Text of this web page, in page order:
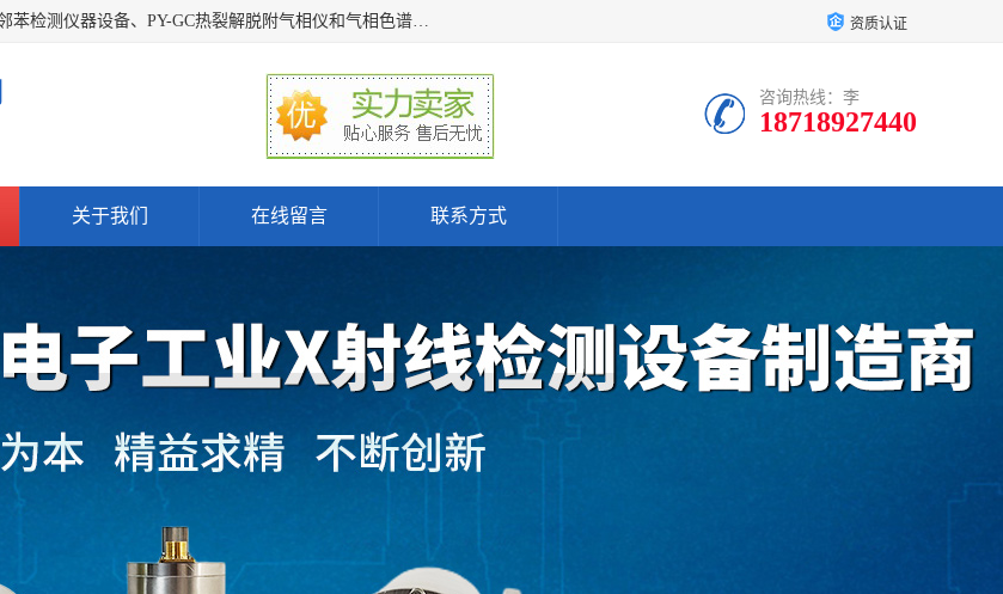
深圳曼瑞特科技有限公司是一家专业从事X光管维修X射线管、Rohs2.0邻苯检测仪器设备、PY-GC热裂解脱附气相仪和气相色谱光谱仪器、天瑞仪器探测器、高压电源等产品的维修出租的企业。本公司以客户至上为宗旨，以专注、专一、专业的精神为您提供安全、经济的技术服务。 资质认证
咨询热线：李
18718927440
关于我们 在线留言 联系方式